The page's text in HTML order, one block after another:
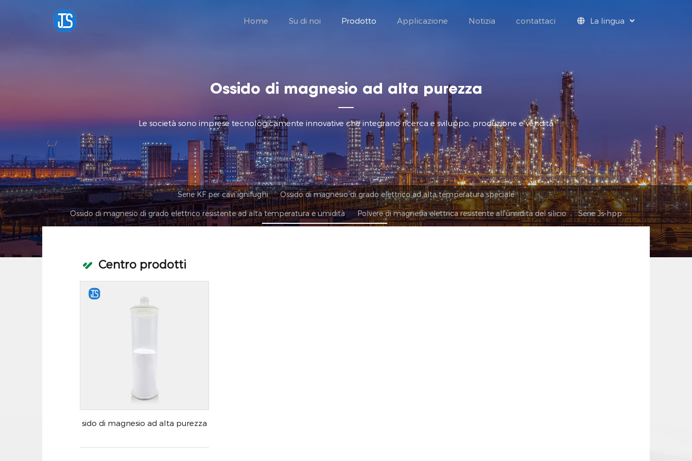
La lingua
Home Su di noi Prodotto Applicazione Notizia contattaci
Ossido di magnesio ad alta purezza
Le società sono imprese tecnologicamente innovative che integrano ricerca e sviluppo, produzione e vendita
Serie KF per cavi ignifughi Ossido di magnesio di grado elettrico ad alta temperatura speciale
Ossido di magnesio di grado elettrico resistente ad alta temperatura e umidità Polvere di magnesia elettrica resistente all'umidità del silicio Serie Js-hpp
Centro prodotti
sido di magnesio ad alta purezza